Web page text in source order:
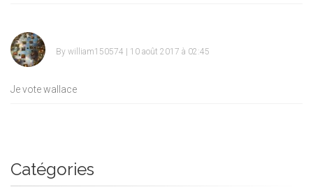
By william150574 | 10 août 2017 à 02:45
Je vote wallace
Catégories